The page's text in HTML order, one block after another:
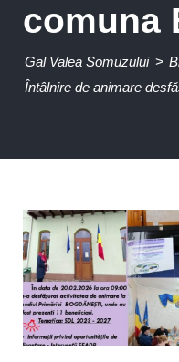
comuna
Gal Valea Somuzului >
Întâlnire de animare